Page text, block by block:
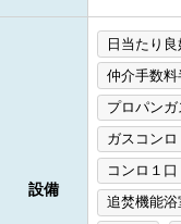
設備
日当たり良
仲介手数料
プロパンガ
ガスコンロ
コンロ１口
追焚機能浴